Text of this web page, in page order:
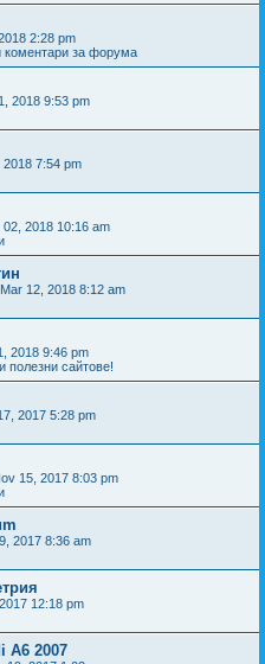
2:28 pm
коментари за форума
2018 9:53 pm
7:54 pm
02, 2018 10:16 am
12, 2018 8:12 am
2018 9:46 pm
полезни сайтове!
2017 5:28 pm
15, 2017 8:03 pm
2017 8:36 am
12:18 pm
A6 2007